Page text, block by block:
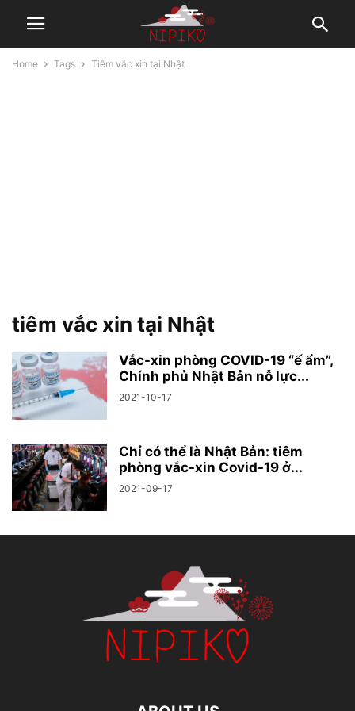
Home Tags Tiêm vắc xin tại Nhật
tiêm vắc xin tại Nhật
Vắc-xin phòng COVID-19 “ế ẩm”,
Chính phủ Nhật Bản nỗ lực...
2021-10-17
Chỉ có thể là Nhật Bản: tiêm
phòng vắc-xin Covid-19 ở...
2021-09-17